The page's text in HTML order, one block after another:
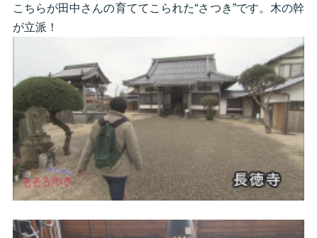
こちらが田中さんの育ててこられた“さつき”です。木の幹
が立派！